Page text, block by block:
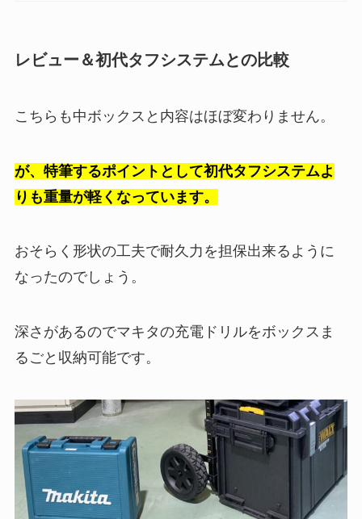
レビュー＆初代タフシステムとの比較
こちらも中ボックスと内容はほぼ変わりません。
が、特筆するポイントとして初代タフシステムよ
りも重量が軽くなっています。
おそらく形状の工夫で耐久力を担保出来るように
なったのでしょう。
深さがあるのでマキタの充電ドリルをボックスま
るごと収納可能です。